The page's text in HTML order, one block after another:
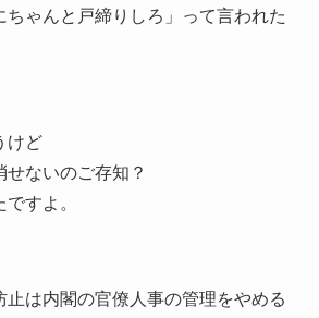
ちゃんと戸締りしろ」って言われた
けど
ないのご存知？
すよ。
止は内閣の官僚人事の管理をやめる